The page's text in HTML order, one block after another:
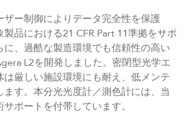
ザー制御によりデータ完全性を保護
製品における21 CFR Part 11準拠をサポ
に、過酷な製造環境でも信頼性の高い
L2を開発しました。密閉型光学エ
は厳しい施設環境にも耐え、低メンテ
す。本分光光度計／測色計には、当
ポートを付帯しています。